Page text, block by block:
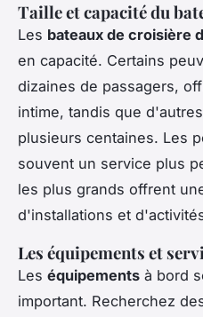
Taille et capacité du
Les bateaux de croisière
en capacité. Certains
dizaines de passagers,
intime, tandis que
plusieurs centaines. Les
souvent un service plus
les plus grands offrent
d'installations et
Les équipements et
Les équipements à bord
important. Recherchez